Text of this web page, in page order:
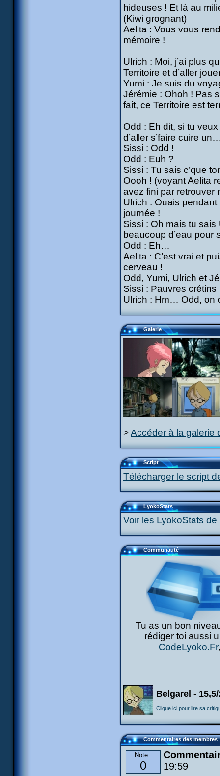
hideuses ! Et là au
(Kiwi grognant)
Aelita : Vous vous
mémoire !
Ulrich : Moi, j’ai plus
Territoire et d’aller
Yumi : Je suis du
Jérémie : Ohoh ! Pas
fait, ce Territoire est
Odd : Eh dit, si tu
d’aller s’faire cuire
Sissi : Odd !
Odd : Euh ?
Sissi : Tu sais c’que
Oooh ! (voyant Aelita
avez fini par retrouver
Ulrich : Ouais pendant
journée !
Sissi : Oh mais tu
beaucoup d’eau pour
Odd : Eh…
Aelita : C’est vrai et
cerveau !
Odd, Yumi, Ulrich et
Sissi : Pauvres crétins
Ulrich : Hm… Odd, on
Galerie
>Accéder à la galerie
Script
Télécharger le script
LyokoStats
Voir les LyokoStats
Communauté
Tu as un bon
rédiger toi aussi
CodeLyoko.Fr
Belgarel - 15,5/
Clique ici pour lire sa
Commentaires des membres
Note :
0
19:59